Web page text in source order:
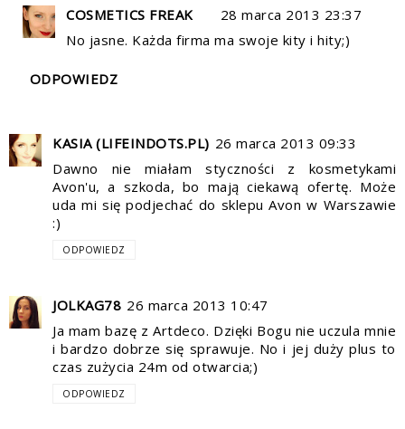
COSMETICS FREAK
28 marca 2013 23:37
No jasne. Każda firma ma swoje kity i hity;)
ODPOWIEDZ
KASIA (LIFEINDOTS.PL) 26 marca 2013 09:33
Dawno nie miałam styczności z kosmetykami
Avon'u, a szkoda, bo mają ciekawą ofertę. Może
uda mi się podjechać do sklepu Avon w Warszawie
:)
ODPOWIEDZ
JOLKAG78 26 marca 2013 10:47
Ja mam bazę z Artdeco. Dzięki Bogu nie uczula mnie
i bardzo dobrze się sprawuje. No i jej duży plus to
czas zużycia 24m od otwarcia;)
ODPOWIEDZ